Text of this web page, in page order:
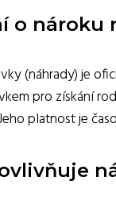
o nároku
(náhrady) je
pro získání
platnost je